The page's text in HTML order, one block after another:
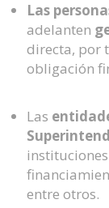
Las
adelanten
directa, por
obligación
Las
entre otros.